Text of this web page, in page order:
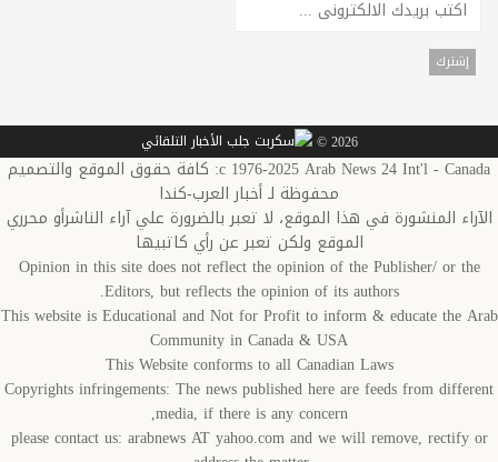
2026 ©
c 1976-2025 Arab News 24 Int'l - Canada: كافة حقوق الموقع والتصميم
محفوظة لـ أخبار العرب-كندا
المنشورة في هذا الموقع، لا تعبر بالضرورة علي آراء الناشرأو محرري
الموقع ولكن تعبر عن رأي كاتبيها
Opinion in this site does not reflect the opinion of the Publisher/ or
Editors, but reflects the opinion of its authors.
This website is Educational and Not for Profit to inform & educate the
Community in Canada & USA
This Website conforms to all Canadian Laws
Copyrights infringements: The news published here are feeds from
media, if there is any concern,
please contact us: arabnews AT yahoo.com and we will remove,